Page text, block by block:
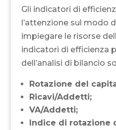
Gli indicatori di
l’attenzione sul modo
impiegare le risorse
indicatori di efficienza
dell’analisi di bilancio
Rotazione del
Ricavi/Addetti;
VA/Addetti;
Indice di rotazione